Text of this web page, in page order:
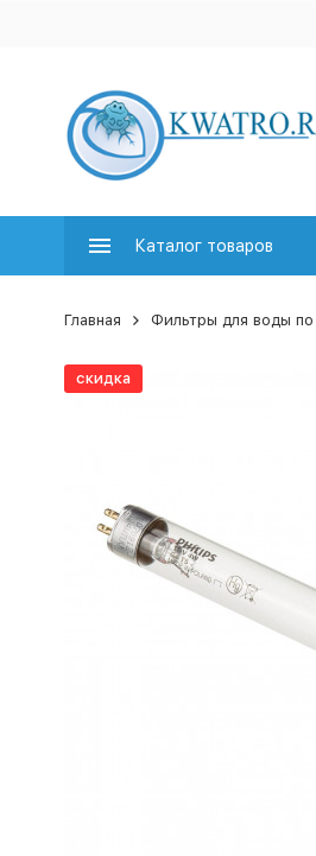
Каталог товаров
Главная Фильтры для воды
скидка